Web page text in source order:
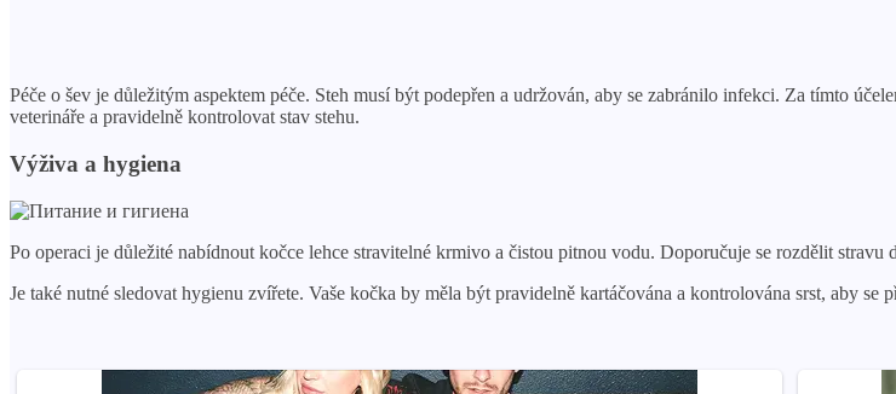
Péče o šev je důležitým aspektem péče. Steh musí být podepřen a udržován, aby se zabránilo infekci. Za tímto
veterináře a pravidelně kontrolovat stav stehu.
Výživa a hygiena
Po operaci je důležité nabídnout kočce lehce stravitelné krmivo a čistou pitnou vodu. Doporučuje se rozdělit
Je také nutné sledovat hygienu zvířete. Vaše kočka by měla být pravidelně kartáčována a kontrolována srst, aby